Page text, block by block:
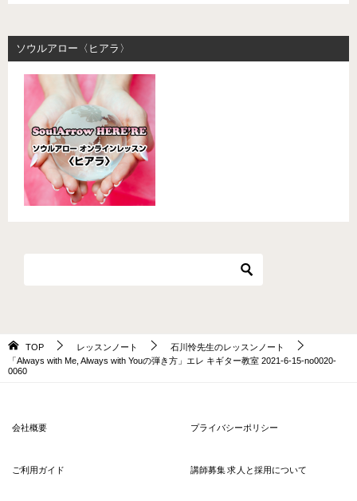
ソウルアロー〈ヒアラ〉
TOP レッスンノート
石川怜先生のレッスンノート
「Always with Me, Always with Youの弾き方」エレ キギター教室 2021-6-15-no0020-
0060
会社概要 プライバシーポリシー
ご利用ガイド 講師募集 求人と採用について